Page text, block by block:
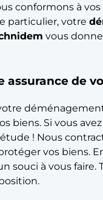
conformons à vos
particulier, votre
vous
assurance de
biens. Si vous
! Nous
vos biens.
souci à vous faire.